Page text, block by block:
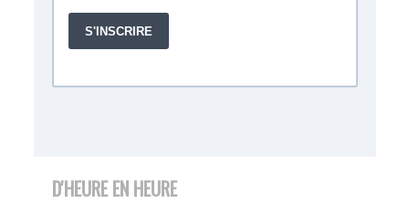
D'HEURE EN HEURE